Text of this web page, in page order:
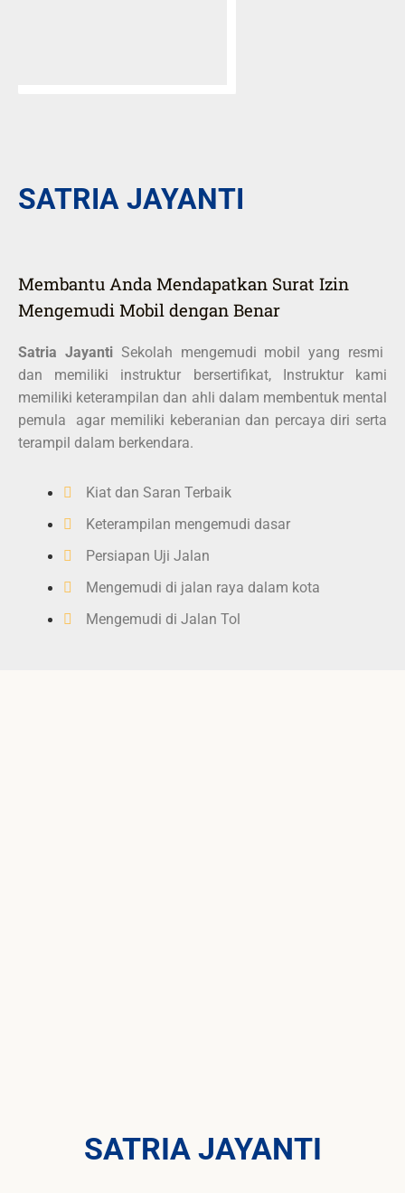
SATRIA JAYANTI
Membantu Anda Mendapatkan Surat Izin
Mengemudi Mobil dengan Benar
Satria JayantiSekolah mengemudi mobil yang resmi
dan memiliki instruktur bersertifikat, Instruktur kami
memiliki keterampilan dan ahli dalam membentuk mental
pemula agar memiliki keberanian dan percaya diri serta
terampil dalam berkendara.
Kiat dan Saran Terbaik
Keterampilan mengemudi dasar
Persiapan Uji Jalan
Mengemudi di jalan raya dalam kota
Mengemudi di Jalan Tol
SATRIA JAYANTI